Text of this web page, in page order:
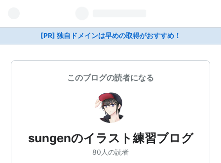
[PR] 独自ドメインは早めの取得がおすすめ！
このブログの読者になる
sungenのイラスト練習ブログ
80人の読者